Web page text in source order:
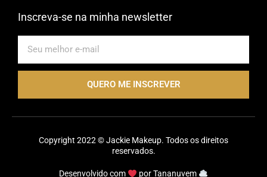
r
m
o
e
e
t
p
i
Inscreva-se na minha newsletter
QUERO ME INSCREVER
Copyright 2022 © Jackie Makeup. Todos os direitos
reservados.
Desenvolvido com porTananuvem